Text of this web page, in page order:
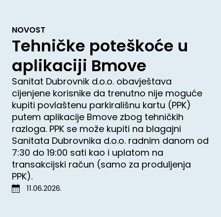
NOVOST
Tehničke poteškoće u
aplikaciji Bmove
Sanitat Dubrovnik d.o.o. obavještava
cijenjene korisnike da trenutno nije moguće
kupiti povlaštenu parkirališnu kartu (PPK)
putem aplikacije Bmove zbog tehničkih
razloga. PPK se može kupiti na blagajni
Sanitata Dubrovnika d.o.o. radnim danom od
7:30 do 19:00 sati kao i uplatom na
transakcijski račun (samo za produljenja
PPK).
11.06.2026.